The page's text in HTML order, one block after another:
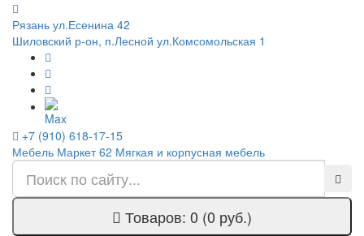
Рязань ул.Есенина 42
Шиловский р-он, п.Лесной ул.Комсомольская 1
+7 (910) 618-17-15
Мебель Маркет 62 Мягкая и корпусная мебель
Товаров: 0 (0 руб.)